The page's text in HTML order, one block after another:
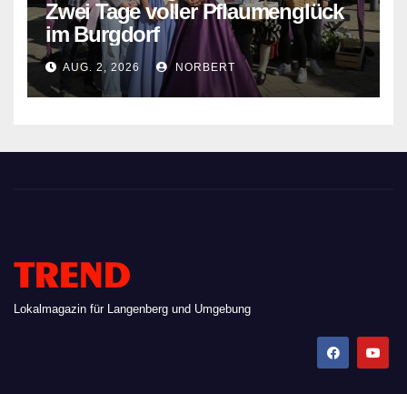
Zwei Tage voller Pflaumenglück
im Burgdorf
AUG. 2, 2026 NORBERT
TREND
Lokalmagazin für Langenberg und Umgebung